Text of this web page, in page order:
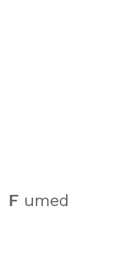
F umed